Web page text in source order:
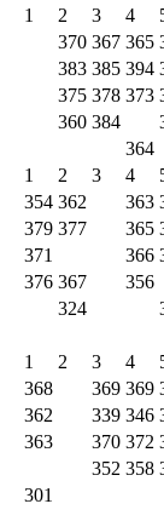
1 2 3 4
370 367 365
383 385 394
375 378 373
360 384
364
1 2 3 4
354 362 363
379 377 365
371 366
376 367
356
324
1 2 3 4
368 369 369
362 339 346
363 370 372
352 358
301